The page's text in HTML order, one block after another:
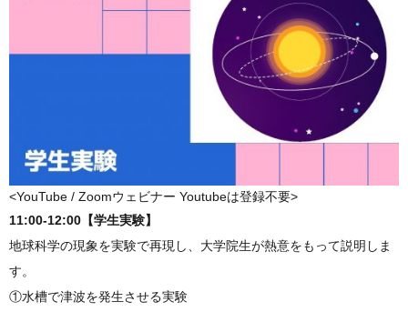
<YouTube / Zoomウェビナー Youtubeは登録不要>
11:00-12:00【学生実験】
地球科学の現象を実験で再現し、大学院生が熱意をもって説明しま
す。
①水槽で津波を発生させる実験